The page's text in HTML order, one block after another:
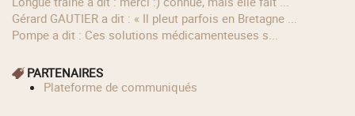
Gérard GAUTIER a dit : « Il pleut parfois en Bretagne ...
Pompe a dit : Ces solutions médicamenteuses s...
PARTENAIRES
Plateforme de communiqués